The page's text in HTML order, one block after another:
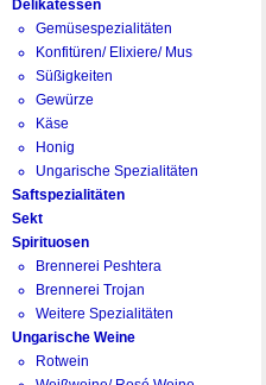
Delikatessen
Gemüsespezialitäten
Konfitüren/ Elixiere/ Mus
Süßigkeiten
Gewürze
Käse
Honig
Ungarische Spezialitäten
Saftspezialitäten
Sekt
Spirituosen
Brennerei Peshtera
Brennerei Trojan
Weitere Spezialitäten
Ungarische Weine
Rotwein